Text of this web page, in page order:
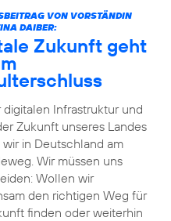
VON VORSTÄNDIN
DAIBER:
Zukunft geht
digitalen Infrastruktur und
Zukunft unseres Landes
in Deutschland am
Wir müssen uns
Wollen wir
den richtigen Weg für
finden oder weiterhin